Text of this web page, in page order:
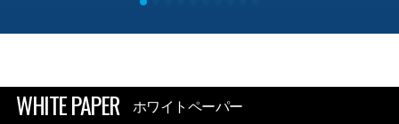
WHITE PAPER ホワイトペーパー